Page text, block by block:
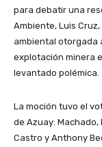
para debatir una
Ambiente, Luis
ambiental otorgada
explotación minera
levantado polémica.
La moción tuvo el
de Azuay: Machado,
Castro y Anthony